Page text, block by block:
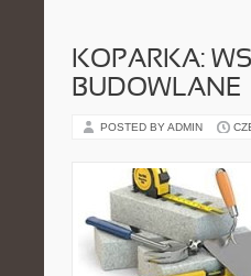
KOPARKA:
BUDOWLANE
POSTED BY ADMIN